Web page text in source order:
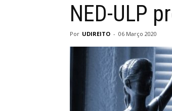
NED-ULP
Por UDIREITO - 06 Março 2020